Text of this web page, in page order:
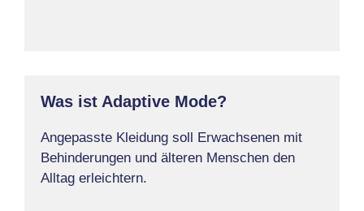
Was ist Adaptive Mode?
Angepasste Kleidung soll Erwachsenen mit
Behinderungen und älteren Menschen den
Alltag erleichtern.